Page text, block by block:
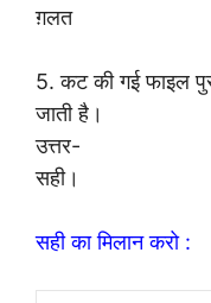
ग़लत
5. कट की गई फाइल
जाती है।
उत्तर-
सही।
सही का मिलान करो :